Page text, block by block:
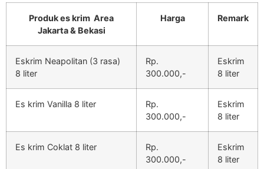
Produk es krim Area
Jakarta & Bekasi
Harga Remark
Eskrim Neapolitan (3 rasa)
8 liter
Rp.
300.000,-
Eskrim
8 liter
Es krim Vanilla 8 liter
Rp.
300.000,-
Eskrim
8 liter
Es krim Coklat 8 liter
Rp.
300.000,-
Eskrim
8 liter